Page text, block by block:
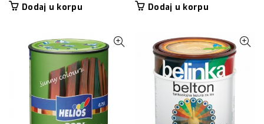
Dodaj u korpu Dodaj u korpu